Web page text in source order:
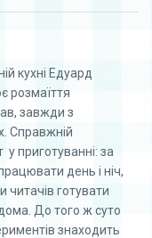
кухні Едуард
розмаїття
завжди з
Справжній
у приготуванні: за
день і ніч,
читачів готувати
До того ж суто
знаходить